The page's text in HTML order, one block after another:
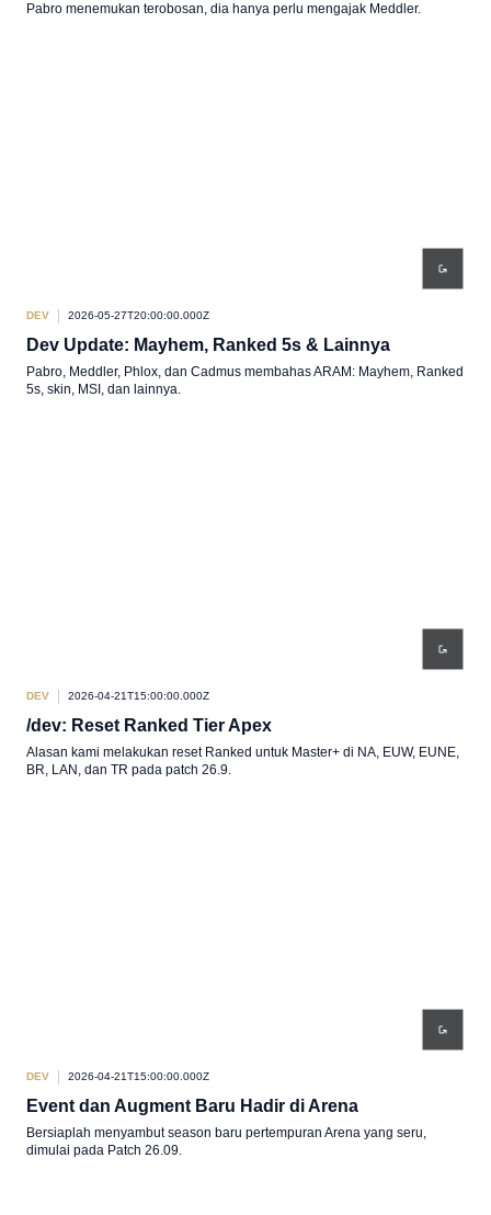
Pabro menemukan terobosan, dia hanya perlu mengajak Meddler.
DEV 2026-05-27T20:00:00.000Z
Dev Update: Mayhem, Ranked 5s & Lainnya
Pabro, Meddler, Phlox, dan Cadmus membahas ARAM: Mayhem, Ranked
5s, skin, MSI, dan lainnya.
DEV 2026-04-21T15:00:00.000Z
/dev: Reset Ranked Tier Apex
Alasan kami melakukan reset Ranked untuk Master+ di NA, EUW, EUNE,
BR, LAN, dan TR pada patch 26.9.
DEV 2026-04-21T15:00:00.000Z
Event dan Augment Baru Hadir di Arena
Bersiaplah menyambut season baru pertempuran Arena yang seru,
dimulai pada Patch 26.09.